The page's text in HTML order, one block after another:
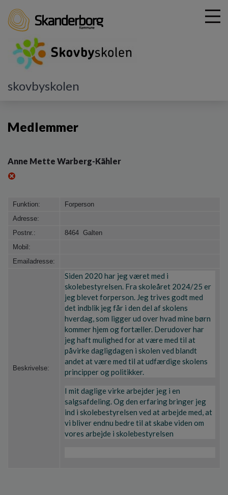
skovbyskolen
Skolebestyrelsen
Medlemmer
Anne Mette Warberg-Kähler
Funktion:
Forperson
Adresse:
Postnr.:
8464 Galten
Mobil:
Emailadresse:
Beskrivelse:
Siden 2020 har jeg været med i
skolebestyrelsen. Fra skoleåret 2024/25 er
jeg blevet forperson. Jeg trives godt med
det indblik jeg får i den del af skolens
hverdag, som ligger ud over hvad mine børn
kommer hjem og fortæller. Derudover har
jeg haft mulighed for at være med til at
påvirke dagligdagen i skolen ved blandt
andet at være med til at udfærdige skolens
principper og politikker.
I mit daglige virke arbejder jeg i en
salgsafdeling. Og den erfaring bringer jeg
ind i skolebestyrelsen ved at arbejde med, at
vi bliver endnu bedre til at skabe viden om
vores arbejde i skolebestyrelsen